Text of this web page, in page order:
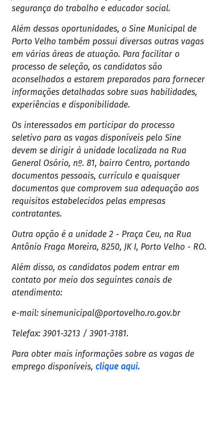
segurança do trabalho e educador social.
Além dessas oportunidades, o Sine Municipal de
Porto Velho também possui diversas outras vagas
em várias áreas de atuação. Para facilitar o
processo de seleção, os candidatos são
aconselhados a estarem preparados para fornecer
informações detalhadas sobre suas habilidades,
experiências e disponibilidade.
Os interessados em participar do processo
seletivo para as vagas disponíveis pelo Sine
devem se dirigir à unidade localizada na Rua
General Osório, nº. 81, bairro Centro, portando
documentos pessoais, currículo e quaisquer
documentos que comprovem sua adequação aos
requisitos estabelecidos pelas empresas
contratantes.
Outra opção é a unidade 2 - Praça Ceu, na Rua
Antônio Fraga Moreira, 8250, JK I, Porto Velho - RO.
Além disso, os candidatos podem entrar em
contato por meio dos seguintes canais de
atendimento:
e-mail: sinemunicipal@portovelho.ro.gov.br
Telefax: 3901-3213 / 3901-3181.
Para obter mais informações sobre as vagas de
emprego disponíveis, clique aqui.